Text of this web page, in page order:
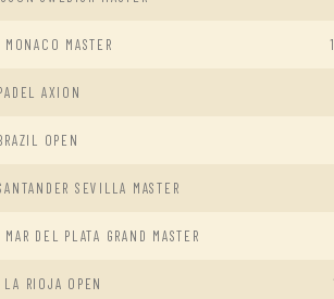
MONACO MASTER
AXION
OPEN
SEVILLA MASTER
MAR DEL PLATA GRAND MASTER
LA RIOJA OPEN